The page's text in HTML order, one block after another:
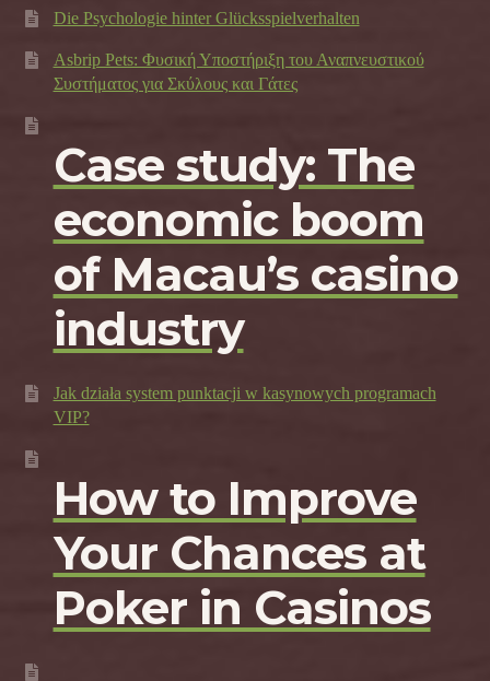
Die Psychologie hinter Glücksspielverhalten
Asbrip Pets: Φυσική Υποστήριξη του Αναπνευστικού
Συστήματος για Σκύλους και Γάτες
Case study: The
economic boom
of Macau’s casino
industry
Jak działa system punktacji w kasynowych programach
VIP?
How to Improve
Your Chances at
Poker in Casinos